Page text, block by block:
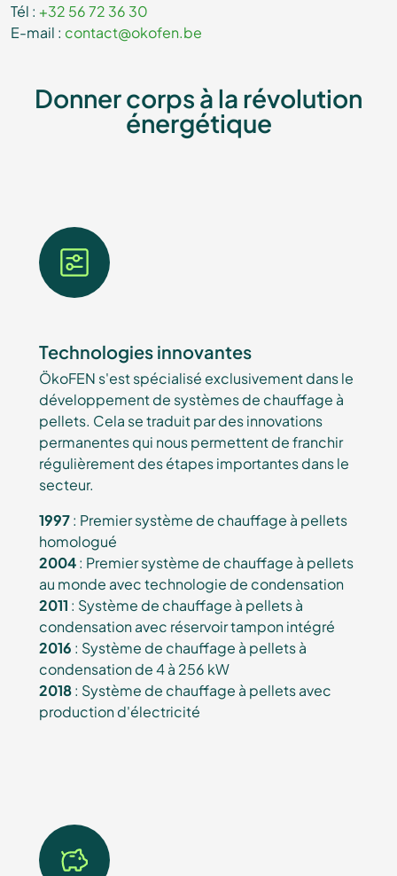
Tél : +32 56 72 36 30
E-mail : contact@okofen.be
Donner corps à la révolution
énergétique
Technologies innovantes
ÖkoFEN s'est spécialisé exclusivement dans le
développement de systèmes de chauffage à
pellets. Cela se traduit par des innovations
permanentes qui nous permettent de franchir
régulièrement des étapes importantes dans le
secteur.
1997: Premier système de chauffage à pellets
homologué
2004: Premier système de chauffage à pellets
au monde avec technologie de condensation
2011 : Système de chauffage à pellets à
condensation avec réservoir tampon intégré
2016 : Système de chauffage à pellets à
condensation de 4 à 256 kW
2018: Système de chauffage à pellets avec
production d'électricité